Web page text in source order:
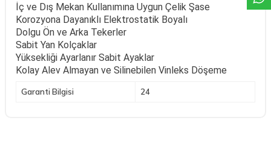
İç ve Dış Mekan Kullanımına Uygun Çelik Şase
Korozyona Dayanıklı Elektrostatik Boyalı
Dolgu Ön ve Arka Tekerler
Sabit Yan Kolçaklar
Yüksekliği Ayarlanır Sabit Ayaklar
Kolay Alev Almayan ve Silinebilen Vinleks Döşeme
Garanti Bilgisi 24